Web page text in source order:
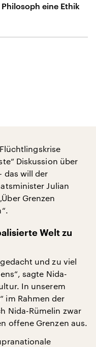
eine Ethik
Diskussion über
das will der
Julian
Grenzen
Welt zu
und zu viel
sagte Nida-
In unserem
im Rahmen der
Nida-Rümelin zwar
offene Grenzen aus.